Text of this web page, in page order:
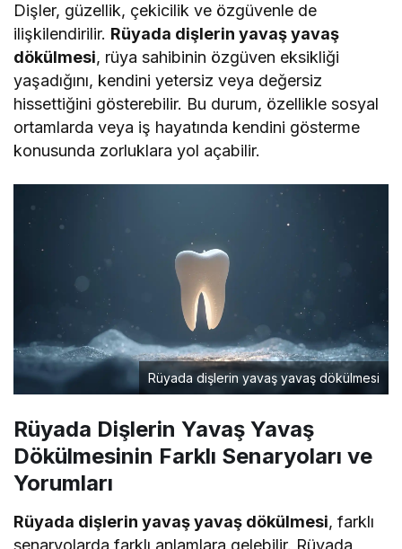
Dişler, güzellik, çekicilik ve özgüvenle de
ilişkilendirilir. Rüyada dişlerin yavaş yavaş
dökülmesi, rüya sahibinin özgüven eksikliği
yaşadığını, kendini yetersiz veya değersiz
hissettiğini gösterebilir. Bu durum, özellikle sosyal
ortamlarda veya iş hayatında kendini gösterme
konusunda zorluklara yol açabilir.
Rüyada dişlerin yavaş yavaş dökülmesi
Rüyada Dişlerin Yavaş Yavaş
Dökülmesinin Farklı Senaryoları ve
Yorumları
Rüyada dişlerin yavaş yavaş dökülmesi, farklı
senaryolarda farklı anlamlara gelebilir. Rüyada